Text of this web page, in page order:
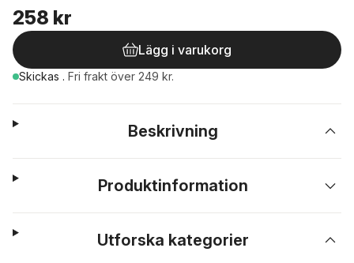
258 kr
Lägg i varukorg
Skickas . Fri frakt över 249 kr.
Beskrivning
Produktinformation
Utforska kategorier